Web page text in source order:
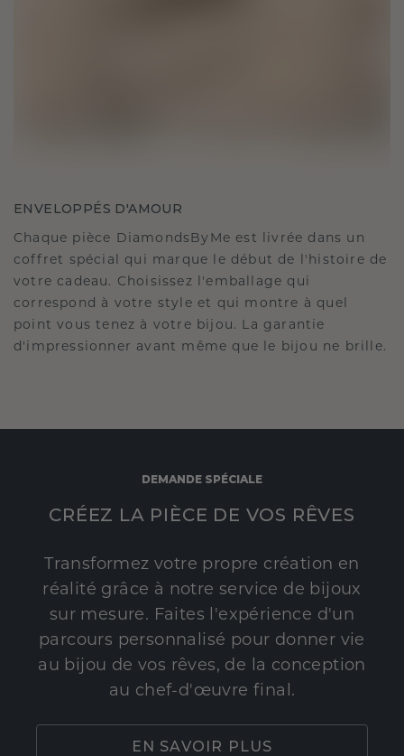
ENVELOPPÉS D'AMOUR
Chaque pièce DiamondsByMe est livrée dans un
coffret spécial qui marque le début de l'histoire de
votre cadeau. Choisissez l'emballage qui
correspond à votre style et qui montre à quel
point vous tenez à votre bijou. La garantie
d'impressionner avant même que le bijou ne brille.
DEMANDE SPÉCIALE
CRÉEZ LA PIÈCE DE VOS RÊVES
Transformez votre propre création en
réalité grâce à notre service de bijoux
sur mesure. Faites l'expérience d'un
parcours personnalisé pour donner vie
au bijou de vos rêves, de la conception
au chef-d'œuvre final.
EN SAVOIR PLUS